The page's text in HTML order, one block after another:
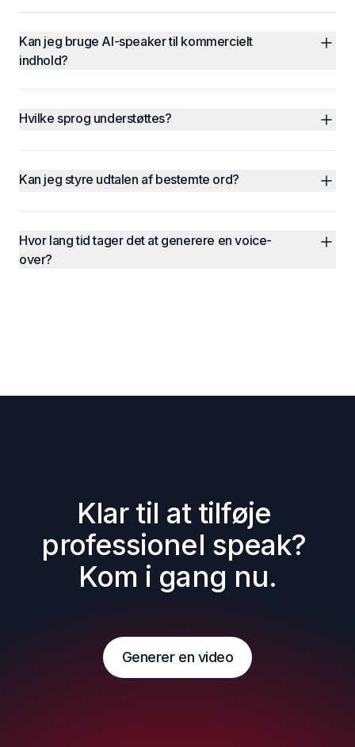
Kan jeg bruge AI-speaker til kommercielt
indhold?
Hvilke sprog understøttes?
Kan jeg styre udtalen af bestemte ord?
Hvor lang tid tager det at generere en voice-
over?
Klar til at tilføje
professionel speak?
Kom i gang nu.
Generer en video